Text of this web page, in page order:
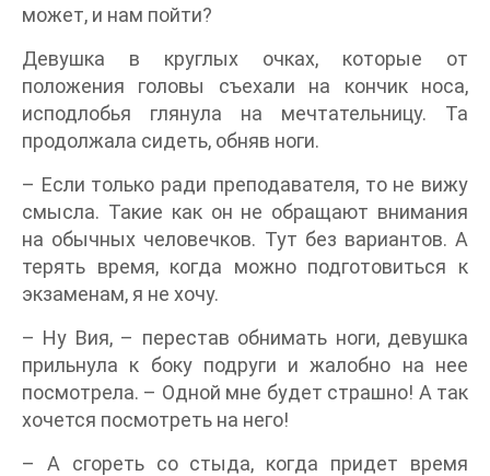
может, и нам пойти?
Девушка в круглых очках, которые от
положения головы съехали на кончик носа,
исподлобья глянула на мечтательницу. Та
продолжала сидеть, обняв ноги.
– Если только ради преподавателя, то не вижу
смысла. Такие как он не обращают внимания
на обычных человечков. Тут без вариантов. А
терять время, когда можно подготовиться к
экзаменам, я не хочу.
– Ну Вия, – перестав обнимать ноги, девушка
прильнула к боку подруги и жалобно на нее
посмотрела. – Одной мне будет страшно! А так
хочется посмотреть на него!
– А сгореть со стыда, когда придет время